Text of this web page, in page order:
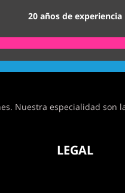
20 años de experiencia
Nuestra especialidad son
LEGAL